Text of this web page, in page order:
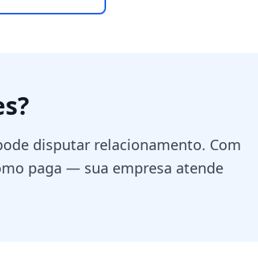
?
disputar relacionamento. Com
paga — sua empresa atende